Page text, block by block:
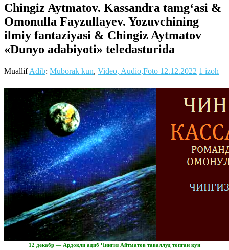
Chingiz Aytmatov. Kassandra tamg‘asi &
Omonulla Fayzullayev. Yozuvchining
ilmiy fantaziyasi & Chingiz Aytmatov
«Dunyo adabiyoti» teledasturida
MuallifAdib: Muborak kun, Video, Audio,Foto 12.12.2022 1 izoh
12 декабр — Ардоқли адиб Чингиз Айтматов таваллуд топган кун